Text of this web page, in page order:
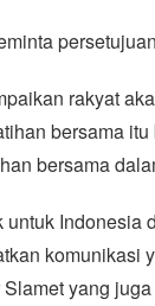
rakyat
bersama
bersama
untuk
komunikasi
Slamet yang